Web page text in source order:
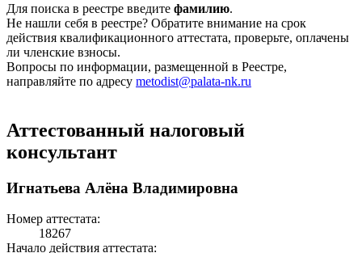
Для поиска в реестре введите фамилию.
Не нашли себя в реестре? Обратите внимание на срок
действия квалификационного аттестата, проверьте, оплачены
ли членские взносы.
Вопросы по информации, размещенной в Реестре,
направляйте по адресу metodist@palata-nk.ru
Аттестованный налоговый
консультант
Игнатьева Алёна Владимировна
Номер аттестата:
18267
Начало действия аттестата: